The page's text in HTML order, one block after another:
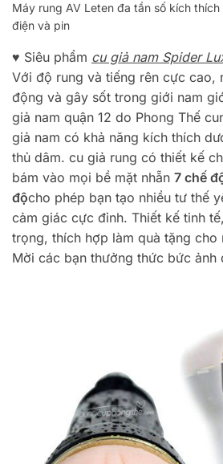
Máy rung AV Leten đa tần số kích
điện và pin
♥ Siêu phẩm cu giả nam Spider
Với độ rung và tiếng rên cực cao,
động và gây sốt trong giới nam
giả nam quận 12 do Phong Thế
giả nam có khả năng kích thích
thủ dâm. cu giả rung có thiết kế
bám vào mọi bề mặt nhẵn 7 chế
độcho phép bạn tạo nhiều tư thế
cảm giác cực đỉnh. Thiết kế tinh
trọng, thích hợp làm quà tặng cho
Mời các bạn thưởng thức bức ảnh